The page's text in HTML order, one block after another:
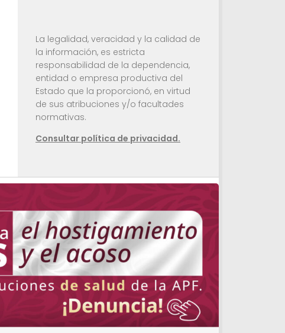
La legalidad, veracidad y la calidad de
la información, es estricta
responsabilidad de la dependencia,
entidad o empresa productiva del
Estado que la proporcionó, en virtud
de sus atribuciones y/o facultades
normativas.
Consultar política de privacidad.